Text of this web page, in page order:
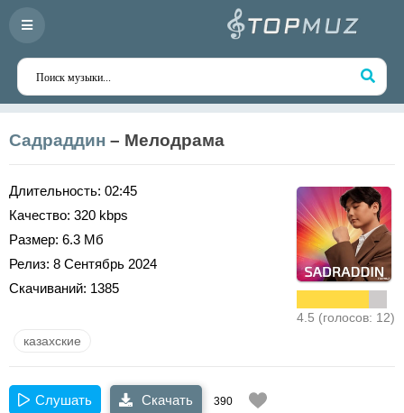
Садраддин – Мелодрама
Длительность: 02:45
Качество: 320 kbps
Размер: 6.3 Мб
Релиз: 8 Сентябрь 2024
Скачиваний: 1385
4.5 (голосов: 12)
казахские
Слушать Скачать 390